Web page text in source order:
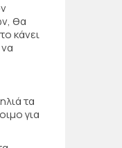
θα
κάνει
τα
για